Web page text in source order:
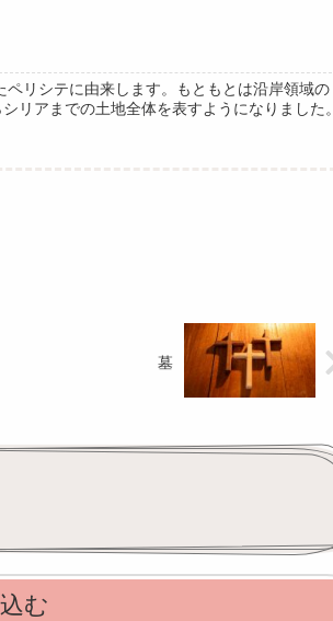
リシテに由来します。もともとは沿岸領域の
リアまでの土地全体を表すようになりました。
墓
む